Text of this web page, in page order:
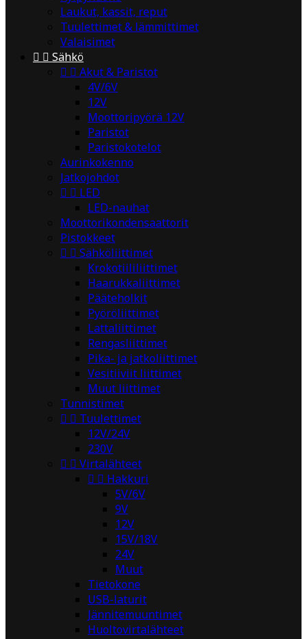
Laukut, kassit, reput
Tuulettimet & lämmittimet
Valaisimet
  Sähkö
  Akut & Paristot
4V/6V
12V
Moottoripyörä 12V
Paristot
Paristokotelot
Aurinkokenno
Jatkojohdot
  LED
LED-nauhat
Moottorikondensaattorit
Pistokkeet
  Sähköliittimet
Krokotiililiittimet
Haarukkaliittimet
Pääteholkit
Pyöröliittimet
Lattaliittimet
Rengasliittimet
Pika- ja jatkoliittimet
Vesitiiviit liittimet
Muut liittimet
Tunnistimet
  Tuulettimet
12V/24V
230V
  Virtalähteet
  Hakkuri
5V/6V
9V
12V
15V/18V
24V
Muut
Tietokone
USB-laturit
Jännitemuuntimet
Huoltovirtalähteet